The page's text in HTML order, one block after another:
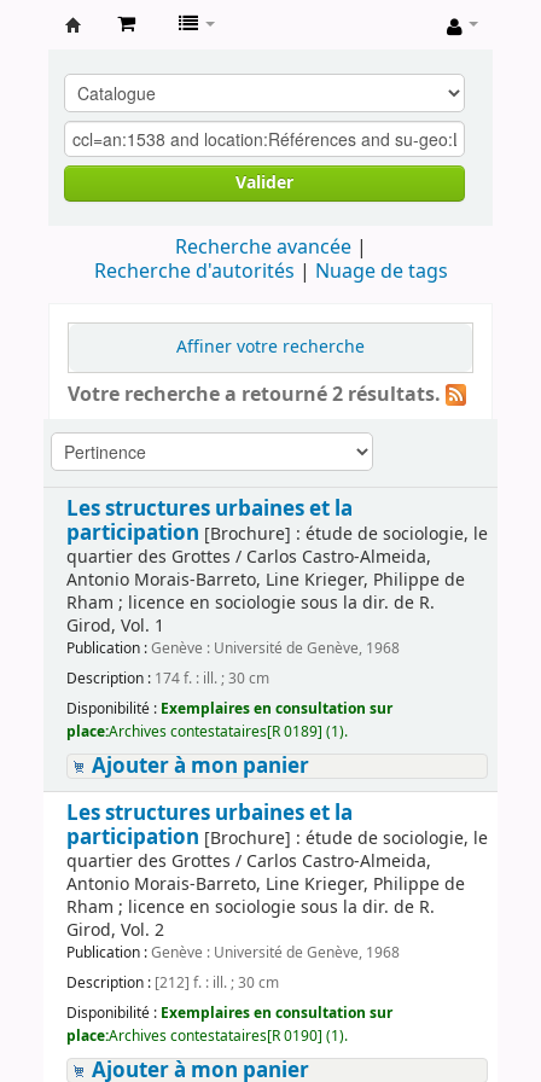
contestataires
Valider
Recherche avancée
Recherche d'autorités
Nuage de tags
Affiner votre recherche
Votre recherche a retourné 2 résultats.
Les structures urbaines et la
participation [Brochure] : étude de sociologie, le
quartier des Grottes / Carlos Castro-Almeida,
Antonio Morais-Barreto, Line Krieger, Philippe de
Rham ; licence en sociologie sous la dir. de R.
Girod, Vol. 1
Publication :Genève : Université de Genève, 1968
Description : 174 f. : ill. ; 30 cm
Disponibilité : Exemplaires en consultation sur
place:Archives contestataires[R 0189] (1).
Ajouter à mon panier
Les structures urbaines et la
participation [Brochure] : étude de sociologie, le
quartier des Grottes / Carlos Castro-Almeida,
Antonio Morais-Barreto, Line Krieger, Philippe de
Rham ; licence en sociologie sous la dir. de R.
Girod, Vol. 2
Publication :Genève : Université de Genève, 1968
Description : [212] f. : ill. ; 30 cm
Disponibilité : Exemplaires en consultation sur
place:Archives contestataires[R 0190] (1).
Ajouter à mon panier